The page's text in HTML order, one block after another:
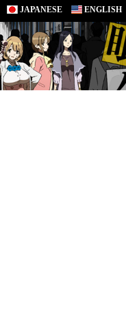
JAPANESE ENGLISH